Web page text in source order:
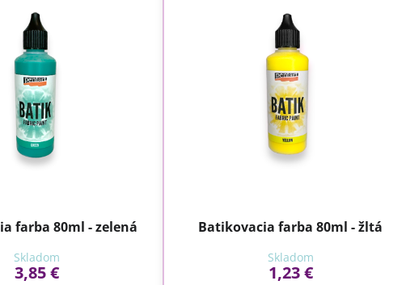
farba 80ml - zelená
Skladom
3,85 €
Batikovacia farba 80ml - žltá
Skladom
1,23 €